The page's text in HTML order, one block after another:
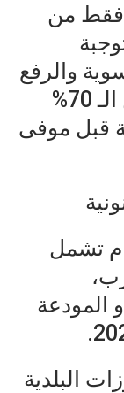
بدفع 30% فقط من
والرفع
الفعلي، مقابل التخلي آلياً عن الـ 70%
قبل موفى
تشمل
المودعة
البلدية